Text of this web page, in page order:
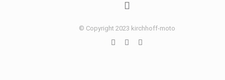
© Copyright 2023 kirchhoff-moto